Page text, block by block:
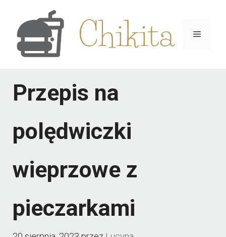
treści
Menu
Przepis na
polędwiczki
wieprzowe z
pieczarkami